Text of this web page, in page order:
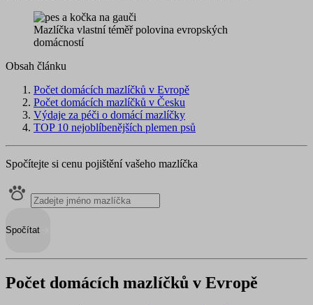
Mazlíčka vlastní téměř polovina evropských
domácností
Obsah článku
Počet domácích mazlíčků v Evropě
Počet domácích mazlíčků v Česku
Výdaje za péči o domácí mazlíčky
TOP 10 nejoblíbenějších plemen psů
Spočítejte si cenu pojištění vašeho mazlíčka
Spočítat
Počet domácích mazlíčků v Evropě